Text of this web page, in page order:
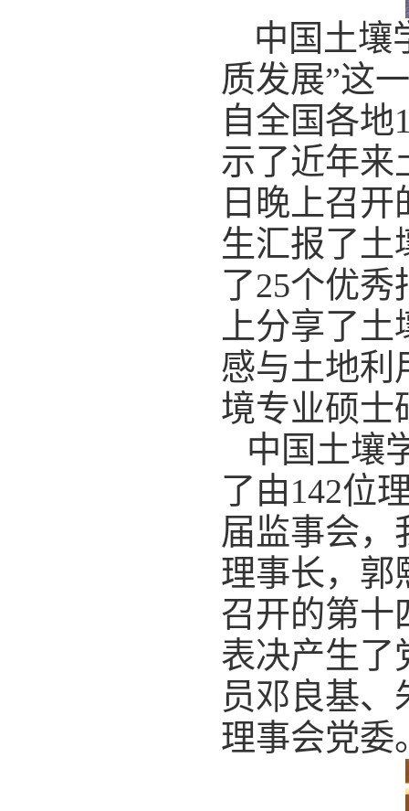
中国土壤
质发展”这
自全国各地
示了近年来
日晚上召
生汇报了土
了25个优秀
上分享了
感与土地利
境专业硕士
中国土壤
了由142位
届监事会，
理事长，郭
召开的第十
表决产生了
员邓良基
理事会党委